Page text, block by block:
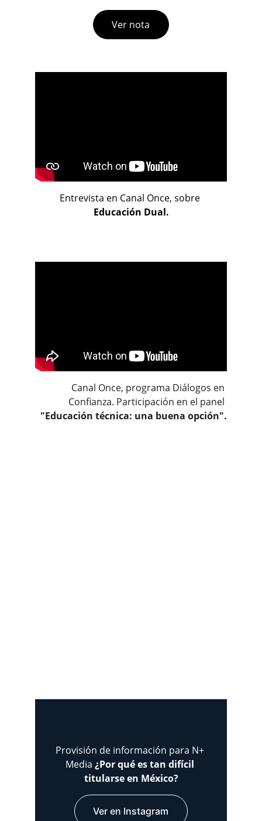
Ver nota
Entrevista en Canal Once, sobre
Educación Dual.
Canal Once, programa Diálogos en
Confianza. Participación en el panel
"Educación técnica: una buena opción".
Provisión de información para N+
Media ¿Por qué es tan difícil
titularse en México?
Ver en Instagram